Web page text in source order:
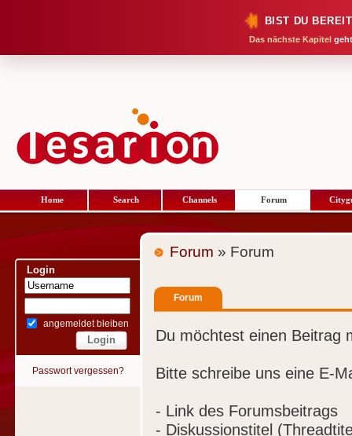
BIST DU
Das nächste Kapitel
Home Search Channels Forum
Login
angemeldet bleiben
Passwort vergessen?
Forum » Forum
Forum
Du möchtest einen Beitrag
Bitte schreibe uns eine E-
- Link des Forumsbeitrags
- Diskussionstitel